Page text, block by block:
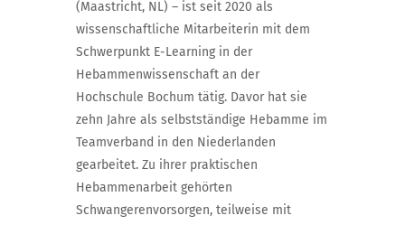
(Maastricht, NL) – ist seit 2020 als
wissenschaftliche Mitarbeiterin mit dem
Schwerpunkt E-Learning in der
Hebammenwissenschaft an der
Hochschule Bochum tätig. Davor hat sie
zehn Jahre als selbstständige Hebamme im
Teamverband in den Niederlanden
gearbeitet. Zu ihrer praktischen
Hebammenarbeit gehörten
Schwangerenvorsorgen, teilweise mit